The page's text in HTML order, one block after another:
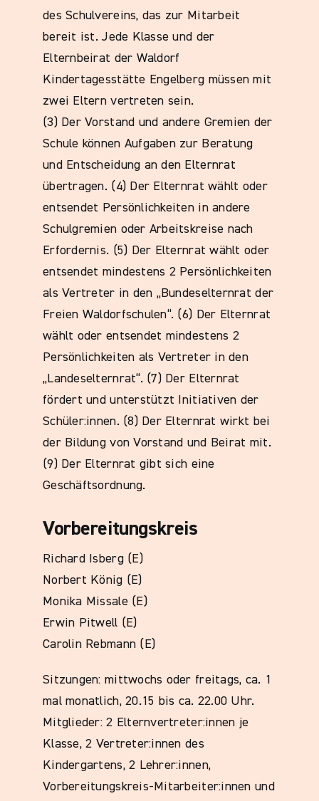
des Schulvereins, das zur Mitarbeit
bereit ist. Jede Klasse und der
Elternbeirat der Waldorf
Kindertagesstätte Engelberg müssen mit
zwei Eltern vertreten sein.
(3) Der Vorstand und andere Gremien der
Schule können Aufgaben zur Beratung
und Entscheidung an den Elternrat
übertragen. (4) Der Elternrat wählt oder
entsendet Persönlichkeiten in andere
Schulgremien oder Arbeitskreise nach
Erfordernis. (5) Der Elternrat wählt oder
entsendet mindestens 2 Persönlichkeiten
als Vertreter in den „Bundeselternrat der
Freien Waldorfschulen“. (6) Der Elternrat
wählt oder entsendet mindestens 2
Persönlichkeiten als Vertreter in den
„Landeselternrat“. (7) Der Elternrat
fördert und unterstützt Initiativen der
Schüler:innen. (8) Der Elternrat wirkt bei
der Bildung von Vorstand und Beirat mit.
(9) Der Elternrat gibt sich eine
Geschäftsordnung.
Vorbereitungskreis
Richard Isberg (E)
Norbert König (E)
Monika Missale (E)
Erwin Pitwell (E)
Carolin Rebmann (E)
Sitzungen: mittwochs oder freitags, ca. 1
mal monatlich, 20.15 bis ca. 22.00 Uhr.
Mitglieder: 2 Elternvertreter:innen je
Klasse, 2 Vertreter:innen des
Kindergartens, 2 Lehrer:innen,
Vorbereitungskreis-Mitarbeiter:innen und